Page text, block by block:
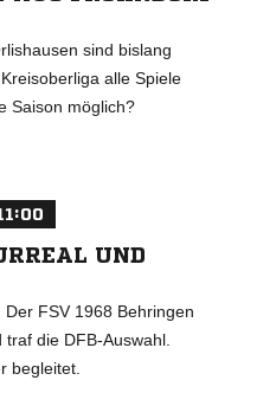
sind bislang
alle Spiele
Saison möglich?
UND
FSV 1968 Behringen
die DFB-Auswahl.
begleitet.